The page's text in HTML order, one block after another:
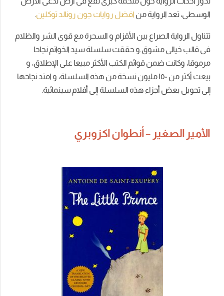
الوسطى، تعد الرواية من افضل روايات جون رونالد توكلين.
تتناول الرواية الصراع بين الأقزام و السحرة مع قوى الشر والظلام
فى قالب خيالى مشوق.و حققت سلسلة سيد الخواتم نجاحا
مرموقا، وكانت ضمن قوائم الكتب الأكثر مبيعا على الإطلاق، و
بيعت أكثر من ١٥۰ مليون نسخة من هذه السلسلة، و امتد نجاحها
إلى تحويل بعض أجزاء هذه السلسلة إلى أفلام سينمائية.
الأمير الصغير – أنطوان اكزوبري